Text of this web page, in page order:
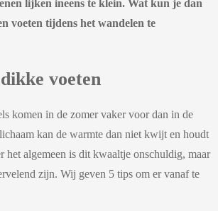
lijken ineens te klein. Wat kun je dan
voeten tijdens het wandelen te
voeten
komen in de zomer vaker voor dan in de
kan de warmte dan niet kwijt en houdt
het algemeen is dit kwaaltje onschuldig, maar
zijn. Wij geven 5 tips om er vanaf te